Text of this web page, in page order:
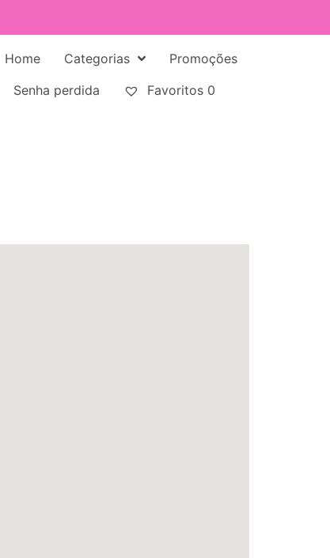
Home Categorias
Promoções
Senha perdida Favoritos 0